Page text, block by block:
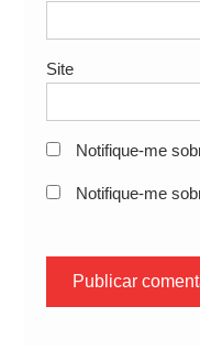
Site
Notifique-me
Notifique-me